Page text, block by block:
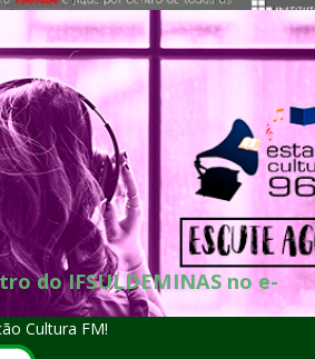
a um clique
Cultura FM!
Voltar para o topo
do IFSULDEMINAS no e-